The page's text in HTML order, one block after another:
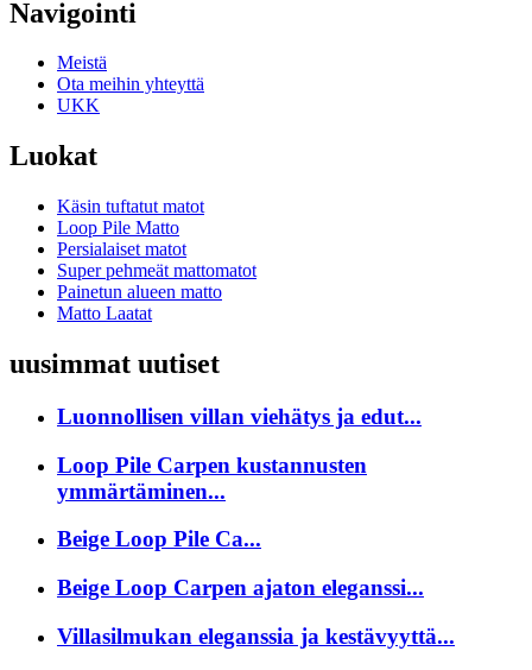
Navigointi
Meistä
Ota meihin yhteyttä
UKK
Luokat
Käsin tuftatut matot
Loop Pile Matto
Persialaiset matot
Super pehmeät mattomatot
Painetun alueen matto
Matto Laatat
uusimmat uutiset
Luonnollisen villan viehätys ja edut...
Loop Pile Carpen kustannusten
ymmärtäminen...
Beige Loop Pile Ca...
Beige Loop Carpen ajaton eleganssi...
Villasilmukan eleganssia ja kestävyyttä...